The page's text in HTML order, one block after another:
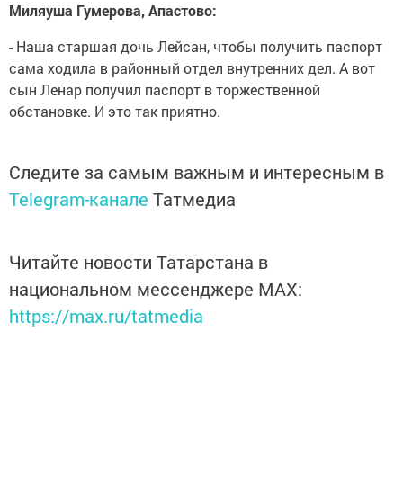
Миляуша Гумерова, Апастово:
- Наша старшая дочь Лейсан, чтобы получить паспорт
сама ходила в районный отдел внутренних дел. А вот
сын Ленар получил паспорт в торжественной
обстановке. И это так приятно.
Следите за самым важным и интересным в
Telegram-канале Татмедиа
Читайте новости Татарстана в
национальном мессенджере MАХ:
https://max.ru/tatmedia